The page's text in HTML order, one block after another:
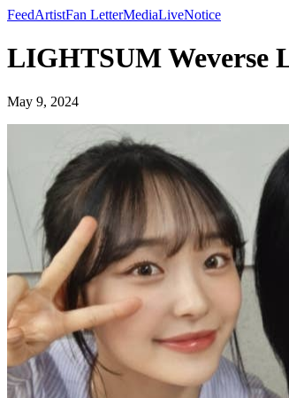
FeedArtistFan LetterMediaLiveNotice
LIGHTSUM
May 9, 2024